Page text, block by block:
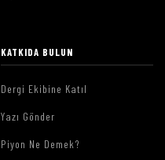
KATKIDA BULUN
Dergi Ekibine Katıl
Yazı Gönder
Piyon Ne Demek?